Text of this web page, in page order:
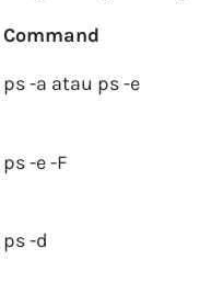
Command
ps -a atau ps -e
ps -e -F
ps -d